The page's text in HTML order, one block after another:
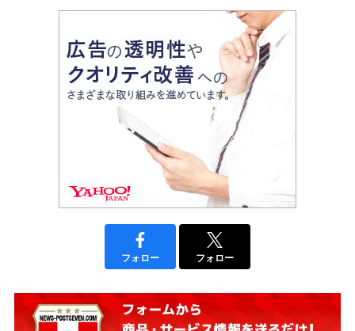
フォロー フォロー